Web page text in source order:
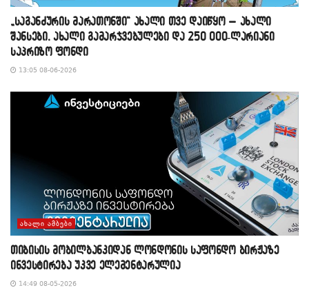
„საგანძურის მარათონში“ ახალი თვე დაიწყო – ახალი
შანსები, ახალი გამარჯვებულები და 250 000-ლარიანი
საპრიზო ფონდი
13:05 08-06-2026
ᲐᲮᲐᲚᲘ ᲐᲛᲑᲔᲑᲘ
თიბისის მობილბანკიდან ლონდონის საფონდო ბირჟაზე
ინვესტირება უკვე ელემენტარულია
14:49 08-05-2026